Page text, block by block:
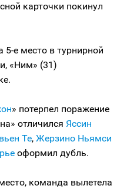
карточки покинул
5-е место в турнирной
«Ним» (31)
» потерпел поражение
отличился Яссин
Те, Жерзино Ньямси
оформил дубль.
команда вылетела